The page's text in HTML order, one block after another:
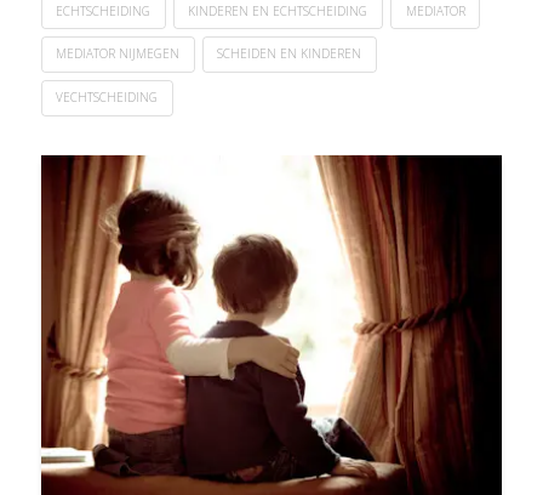
ECHTSCHEIDING KINDEREN EN ECHTSCHEIDING MEDIATOR
MEDIATOR NIJMEGEN SCHEIDEN EN KINDEREN
VECHTSCHEIDING